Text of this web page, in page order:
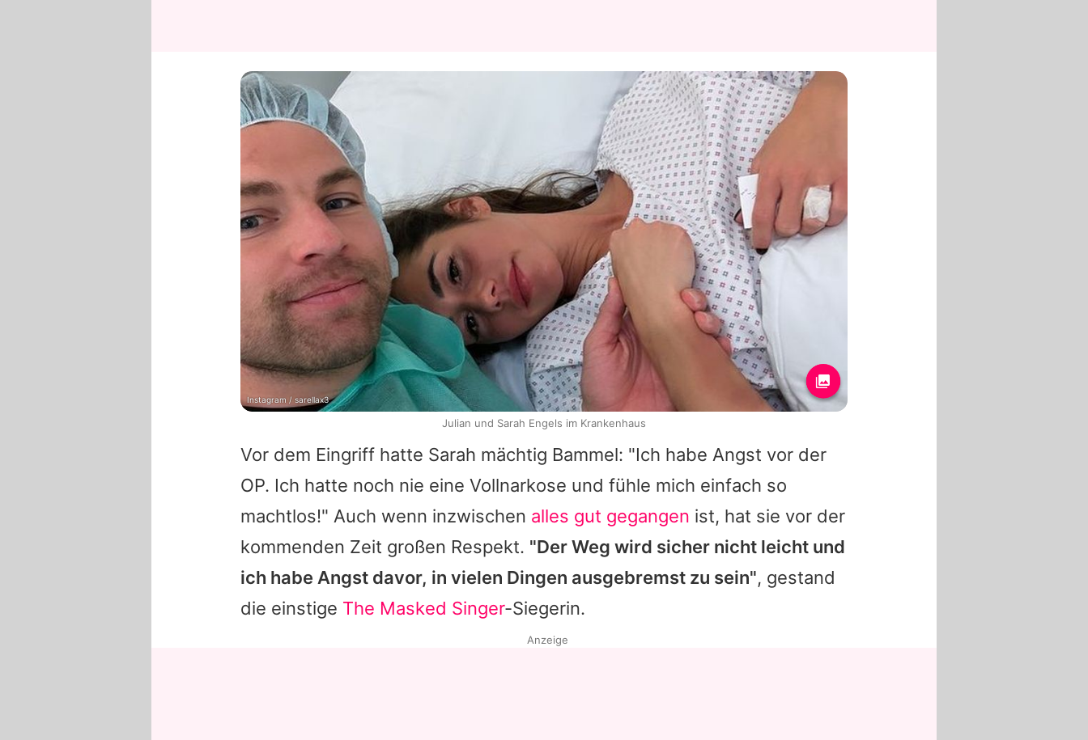
Vor dem Eingriff hatte Sarah mächtig Bammel: "Ich habe Angst vor der
OP. Ich hatte noch nie eine Vollnarkose und fühle mich einfach so
machtlos!" Auch wenn inzwischen alles gut gegangen ist, hat sie vor der
kommenden Zeit großen Respekt. "Der Weg wird sicher nicht leicht und
ich habe Angst davor, in vielen Dingen ausgebremst zu sein", gestand
die einstige The Masked Singer-Siegerin.
Instagram / sarellax3
Julian und Sarah Engels im Krankenhaus
Anzeige